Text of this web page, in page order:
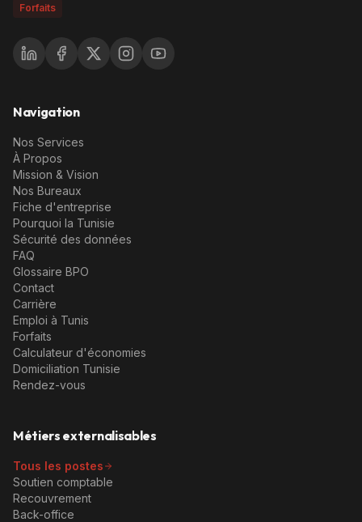
Forfaits
Navigation
Nos Services
À Propos
Mission & Vision
Nos Bureaux
Fiche d'entreprise
Pourquoi la Tunisie
Sécurité des données
FAQ
Glossaire BPO
Contact
Carrière
Emploi à Tunis
Forfaits
Calculateur d'économies
Domiciliation Tunisie
Rendez-vous
Métiers externalisables
Tous les postes
Soutien comptable
Recouvrement
Back-office